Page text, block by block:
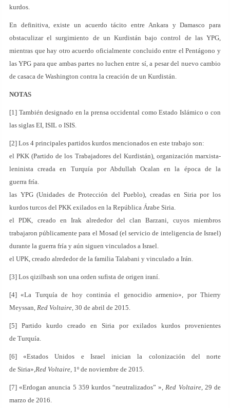
kurdos.
En definitiva, existe un acuerdo tácito entre Ankara y Damasco para
obstaculizar el surgimiento de un Kurdistán bajo control de las YPG,
mientras que hay otro acuerdo oficialmente concluido entre el Pentágono y
las YPG para que ambas partes no luchen entre sí, a pesar del nuevo cambio
de casaca de Washington contra la creación de un Kurdistán.
NOTAS
[1] También designado en la prensa occidental como Estado Islámico o con
las siglas EI, ISIL o ISIS.
[2] Los 4 principales partidos kurdos mencionados en este trabajo son:
el PKK (Partido de los Trabajadores del Kurdistán), organización marxista-
leninista creada en Turquía por Abdullah Ocalan en la época de la
guerra fría.
las YPG (Unidades de Protección del Pueblo), creadas en Siria por los
kurdos turcos del PKK exilados en la República Árabe Siria.
el PDK, creado en Irak alrededor del clan Barzani, cuyos miembros
trabajaron públicamente para el Mosad (el servicio de inteligencia de Israel)
durante la guerra fría y aún siguen vinculados a Israel.
el UPK, creado alrededor de la familia Talabani y vinculado a Irán.
[3] Los qizilbash son una orden sufista de origen iraní.
[4] «La Turquía de hoy continúa el genocidio armenio», por Thierry
Meyssan, Red Voltaire , 30 de abril de 2015.
[5] Partido kurdo creado en Siria por exilados kurdos provenientes
de Turquía.
[6] «Estados Unidos e Israel inician la colonización del norte
de Siria», Red Voltaire , 1º de noviembre de 2015.
[7] «Erdogan anuncia 5 359 kurdos “neutralizados” », Red Voltaire, 29 de
marzo de 2016.